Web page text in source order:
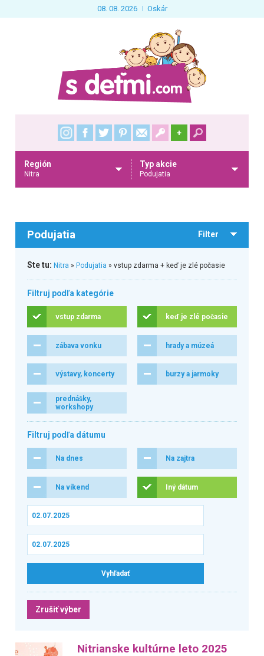
08. 08. 2026 Oskár
+
Región
Nitra
Typ akcie
Podujatia
Podujatia Filter
Ste tu: Nitra » Podujatia » vstup zdarma + keď je zlé počasie
Filtruj podľa kategórie
vstup zdarma keď je zlé počasie
zábava vonku hrady a múzeá
výstavy, koncerty burzy a jarmoky
prednášky,
workshopy
Filtruj podľa dátumu
Na dnes Na zajtra
Na víkend Iný dátum
Zrušiť výber
Nitrianske kultúrne leto 2025